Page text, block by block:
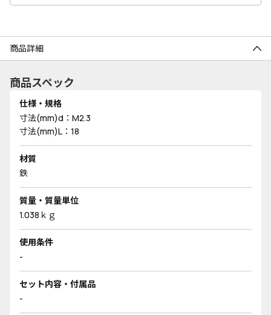
商品詳細
商品スペック
仕様・規格
寸法(mm)d：M2.3
寸法(mm)L：18
材質
鉄
質量・質量単位
1.038ｋｇ
使用条件
-
セット内容・付属品
-